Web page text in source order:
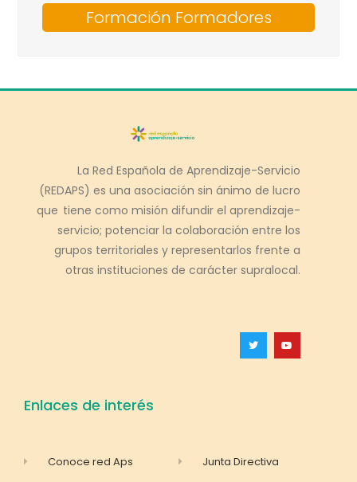
Formación Formadores
La Red Española de Aprendizaje-Servicio
(REDAPS) es una asociación sin ánimo de lucro
que tiene como misión difundir el aprendizaje-
servicio; potenciar la colaboración entre los
grupos territoriales y representarlos frente a
otras instituciones de carácter supralocal.
Enlaces de interés
Conoce red Aps Junta Directiva